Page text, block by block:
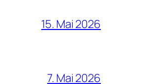
15. Mai 2026
7. Mai 2026